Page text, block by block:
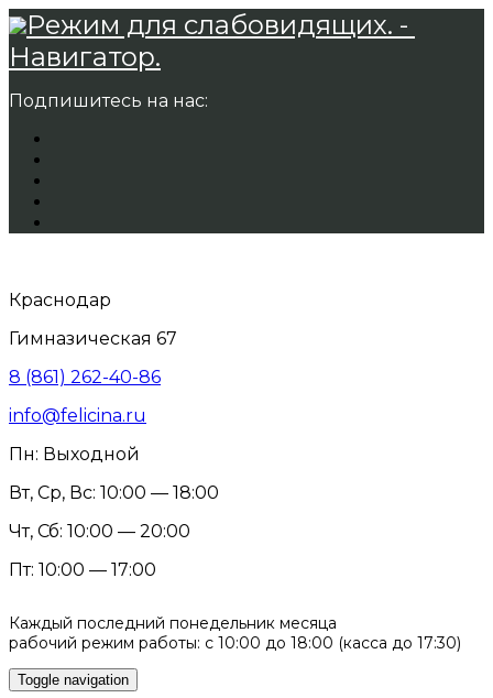
Режим для слабовидящих. -
Навигатор.
Подпишитесь на нас:
Краснодар
Гимназическая 67
8 (861) 262-40-86
info@felicina.ru
Пн: Выходной
Вт, Ср, Вс: 10:00 — 18:00
Чт, Сб: 10:00 — 20:00
Пт: 10:00 — 17:00
Каждый последний понедельник месяца
рабочий режим работы: с 10:00 до 18:00 (касса до 17:30)
Toggle navigation